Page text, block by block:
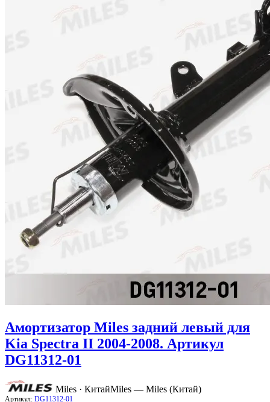
Амортизатор Miles задний левый для
Kia Spectra II 2004-2008. Артикул
DG11312-01
Miles · КитайMiles — Miles (Китай)
Артикул: DG11312-01